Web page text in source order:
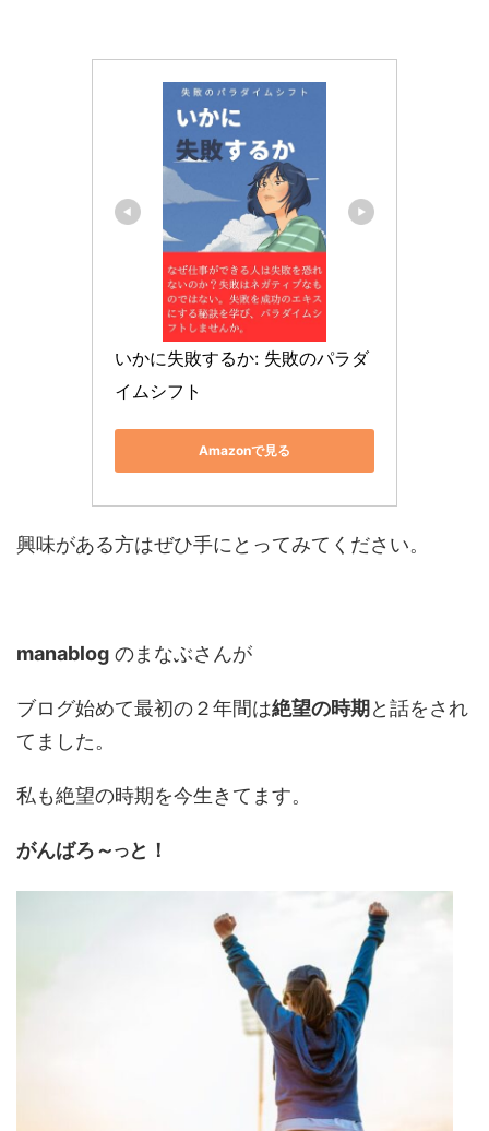
いかに失敗するか: 失敗のパラダ
イムシフト
Amazonで見る
興味がある方はぜひ手にとってみてください。
manablog のまなぶさんが
ブログ始めて最初の２年間は絶望の時期と話をされ
てました。
私も絶望の時期を今生きてます。
がんばろ～ つ と！